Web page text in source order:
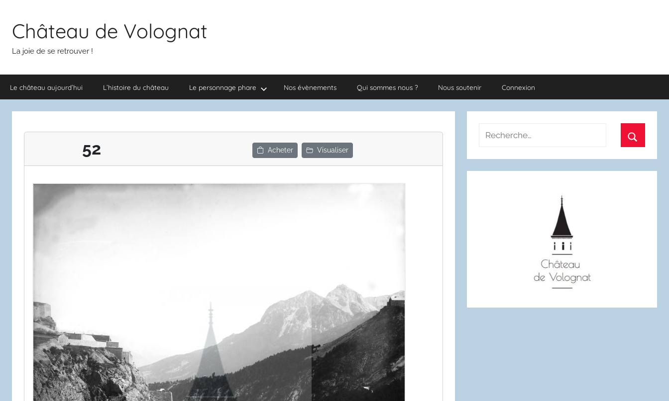
contenuChâteau de Volognat
La joie de se retrouver !
Le château aujourd’hui L’histoire du château Le personnage phare Nos évènements Qui sommes nous ? Nous soutenir Connexion
52 Acheter Visualiser
Recherche
: